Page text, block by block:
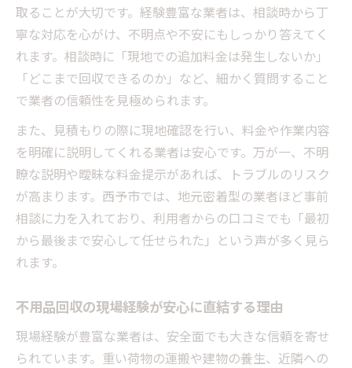
取ることが大切です。経験豊富な業者は、相談時から丁
寧な対応を心がけ、不明点や不安にもしっかり答えてく
れます。相談時に「現地での追加料金は発生しないか」
「どこまで回収できるのか」など、細かく質問すること
で業者の信頼性を見極められます。
また、見積もりの際に現地確認を行い、料金や作業内容
を明確に説明してくれる業者は安心です。万が一、不明
瞭な説明や曖昧な料金提示があれば、トラブルのリスク
が高まります。西予市では、地元密着型の業者ほど事前
相談に力を入れており、利用者からの口コミでも「最初
から最後まで安心して任せられた」という声が多く見ら
れます。
不用品回収の現場経験が安心に直結する理由
現場経験が豊富な業者は、安全面でも大きな信頼を寄せ
られています。重い荷物の運搬や建物の養生、近隣への